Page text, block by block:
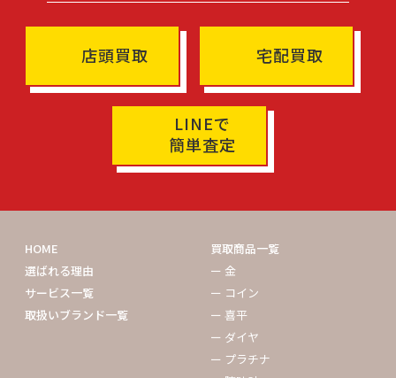
店頭買取 宅配買取
LINEで
簡単査定
HOME
選ばれる理由
サービス一覧
取扱いブランド一覧
買取商品一覧
ー 金
ー コイン
ー 喜平
ー ダイヤ
ー プラチナ